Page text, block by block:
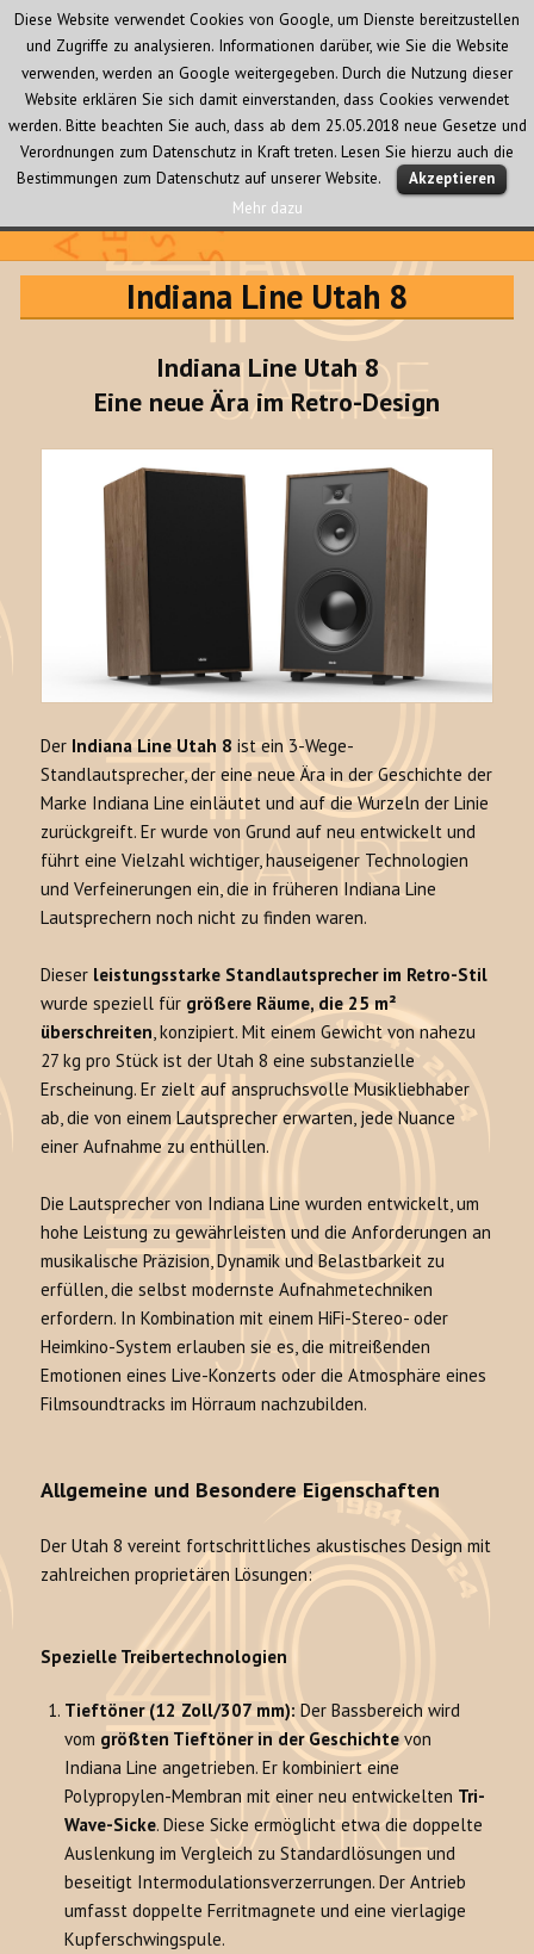
Audio Creativ
MENÜ
UND
Indiana Line Utah 8
Indiana Line Utah 8
Eine neue Ära im Retro-Design
Der Indiana Line Utah 8 ist ein 3-Wege-
Standlautsprecher, der eine neue Ära in der Geschichte der
Marke Indiana Line einläutet und auf die Wurzeln der Linie
zurückgreift. Er wurde von Grund auf neu entwickelt und
führt eine Vielzahl wichtiger, hauseigener Technologien
und Verfeinerungen ein, die in früheren Indiana Line
Lautsprechern noch nicht zu finden waren.
Dieser leistungsstarke Standlautsprecher im Retro-Stil
wurde speziell für größere Räume, die 25 m²
überschreiten, konzipiert. Mit einem Gewicht von nahezu
27 kg pro Stück ist der Utah 8 eine substanzielle
Erscheinung. Er zielt auf anspruchsvolle Musikliebhaber
ab, die von einem Lautsprecher erwarten, jede Nuance
einer Aufnahme zu enthüllen.
Die Lautsprecher von Indiana Line wurden entwickelt, um
hohe Leistung zu gewährleisten und die Anforderungen an
musikalische Präzision, Dynamik und Belastbarkeit zu
erfüllen, die selbst modernste Aufnahmetechniken
erfordern. In Kombination mit einem HiFi-Stereo- oder
Heimkino-System erlauben sie es, die mitreißenden
Emotionen eines Live-Konzerts oder die Atmosphäre eines
Filmsoundtracks im Hörraum nachzubilden.
Allgemeine und Besondere Eigenschaften
Der Utah 8 vereint fortschrittliches akustisches Design mit
zahlreichen proprietären Lösungen:
Spezielle Treibertechnologien
Tieftöner (12 Zoll/307 mm): Der Bassbereich wird
vom größten Tieftöner in der Geschichtevon
Indiana Line angetrieben. Er kombiniert eine
Polypropylen-Membran mit einer neu entwickelten Tri-
Wave-Sicke. Diese Sicke ermöglicht etwa die doppelte
Auslenkung im Vergleich zu Standardlösungen und
beseitigt Intermodulationsverzerrungen. Der Antrieb
umfasst doppelte Ferritmagnete und eine vierlagige
Kupferschwingspule.
Diese Website verwendet Cookies von Google, um Dienste bereitzustellen
und Zugriffe zu analysieren. Informationen darüber, wie Sie die Website
verwenden, werden an Google weitergegeben. Durch die Nutzung dieser
Website erklären Sie sich damit einverstanden, dass Cookies verwendet
werden. Bitte beachten Sie auch, dass ab dem 25.05.2018 neue Gesetze und
Verordnungen zum Datenschutz in Kraft treten. Lesen Sie hierzu auch die
Bestimmungen zum Datenschutz auf unserer Website.
Akzeptieren
Mehr dazu